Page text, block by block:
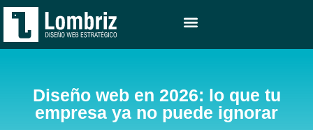
Diseño web en 2026: lo que tu
empresa ya no puede ignorar